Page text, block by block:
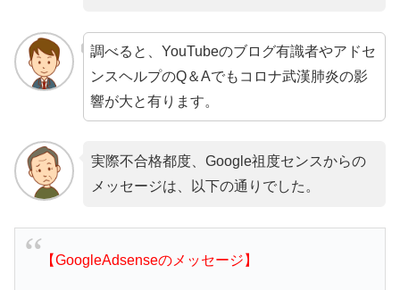
調べると、YouTubeのブログ有識者やアドセ
ンスヘルプのQ＆Aでもコロナ武漢肺炎の影
響が大と有ります。
実際不合格都度、Google祖度センスからの
メッセージは、以下の通りでした。
【GoogleAdsenseのメッセージ】